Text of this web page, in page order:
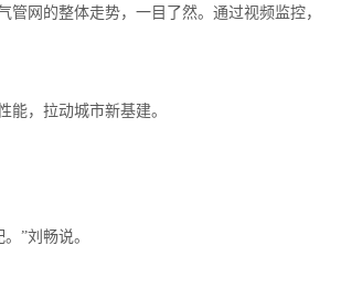
网的整体走势，一目了然。通过视频监控，
，拉动城市新基建。
”刘畅说。